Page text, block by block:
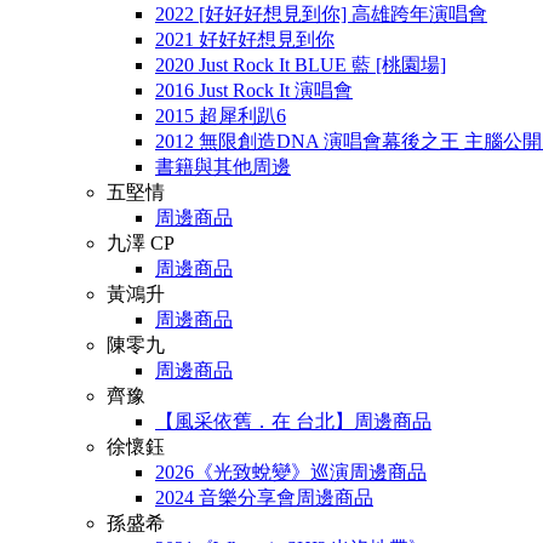
2022 [好好好想見到你] 高雄跨年演唱會
2021 好好好想見到你
2020 Just Rock It BLUE 藍 [桃園場]
2016 Just Rock It 演唱會
2015 超犀利趴6
2012 無限創造DNA 演唱會幕後之王 主腦公
書籍與其他周邊
五堅情
周邊商品
九澤 CP
周邊商品
黃鴻升
周邊商品
陳零九
周邊商品
齊豫
【風采依舊．在 台北】周邊商品
徐懷鈺
2026《光致蛻變》巡演周邊商品
2024 音樂分享會周邊商品
孫盛希